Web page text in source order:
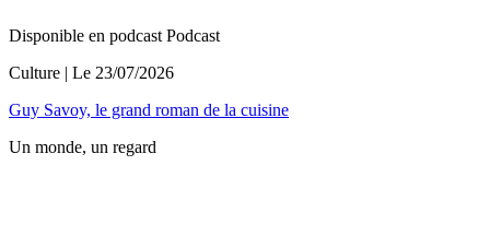
Disponible en podcast Podcast
Culture | Le 23/07/2026
Guy Savoy, le grand roman de la cuisine
Un monde, un regard